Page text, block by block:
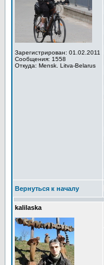
Зарегистрирован: 01.02.2011
Сообщения: 1558
Откуда: Mensk. Litva-Belarus
Вернуться к началу
kalilaska